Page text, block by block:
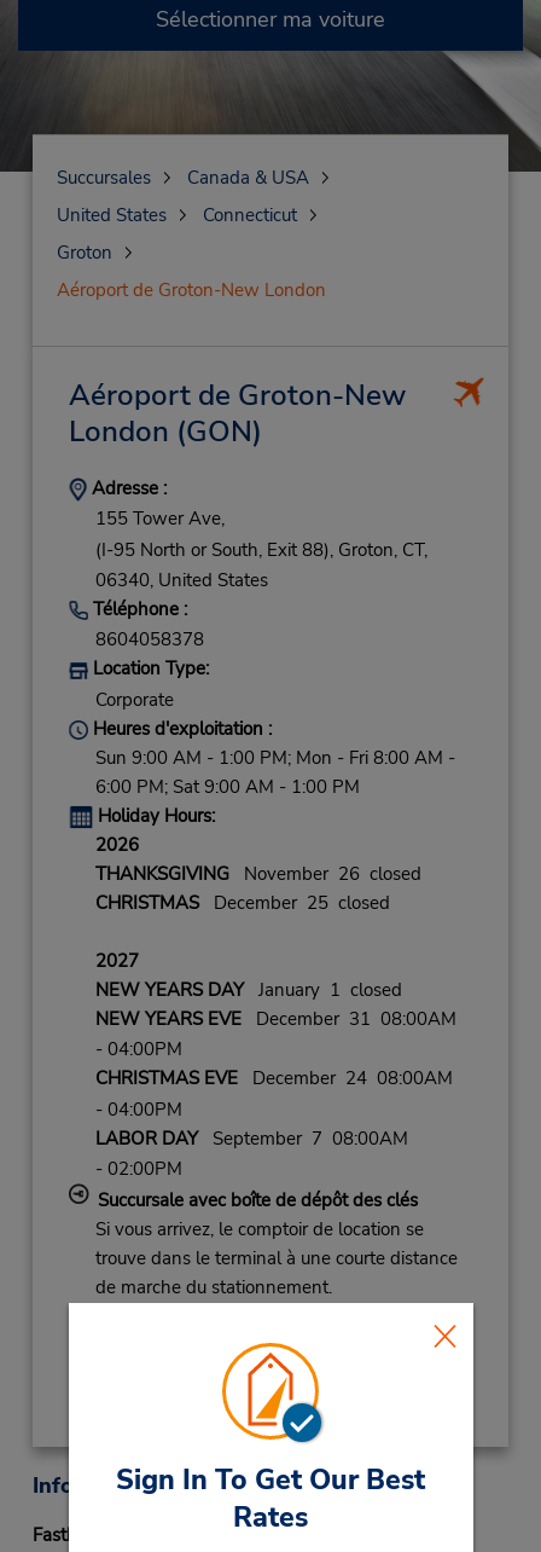
Sign In To Get Our Best
Rates
Sélectionner ma voiture
Succursales
Canada & USA
United States
Connecticut
Groton
Aéroport de Groton-New London
Aéroport de Groton-New
London (GON)
Adresse :
155 Tower Ave,
(I-95 North or South, Exit 88), Groton, CT,
06340, United States
Téléphone :
8604058378
Location Type:
Corporate
Heures d'exploitation :
Sun 9:00 AM - 1:00 PM; Mon - Fri 8:00 AM -
6:00 PM; Sat 9:00 AM - 1:00 PM
Holiday Hours:
2026
THANKSGIVINGNovember 26 closed
CHRISTMASDecember 25 closed
2027
NEW YEARS DAYJanuary 1 closed
NEW YEARS EVEDecember 31 08:00AM
- 04:00PM
CHRISTMAS EVEDecember 24 08:00AM
- 04:00PM
LABOR DAYSeptember 7 08:00AM
- 02:00PM
Succursale avec boîte de dépôt des clés
Si vous arrivez, le comptoir de location se
trouve dans le terminal à une courte distance
de marche du stationnement.
Obtenir un itinéraire
Informations sur la succursale
Fastbreak Service